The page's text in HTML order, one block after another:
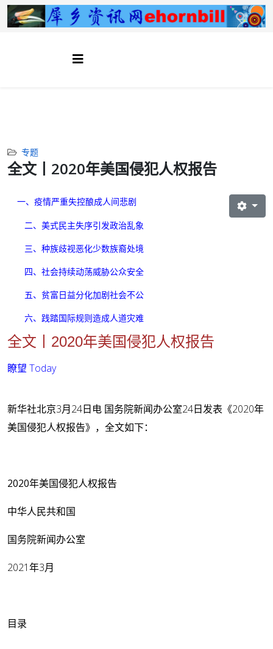
专题
全文丨2020年美国侵犯人权报告
一、疫情严重失控酿成人间悲剧
二、美式民主失序引发政治乱象
三、种族歧视恶化少数族裔处境
四、社会持续动荡威胁公众安全
五、贫富日益分化加剧社会不公
六、践踏国际规则造成人道灾难
全文丨2020年美国侵犯人权报告
瞭望 Today
新华社北京3月24日电 国务院新闻办公室24日发表《2020年
美国侵犯人权报告》，全文如下：
2020年美国侵犯人权报告
中华人民共和国
国务院新闻办公室
2021年3月
目录